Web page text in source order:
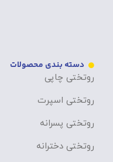
دسته بندی محصولات
روتختی چاپی
روتختی اسپرت
روتختی پسرانه
روتختی دخترانه